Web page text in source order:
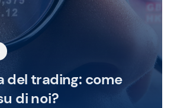
del trading: come
di noi?